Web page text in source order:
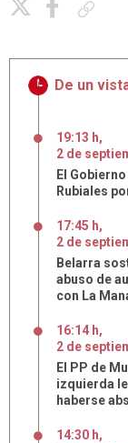
De un
19:13 h,
2 de
El
Rubiales
17:45 h,
2 de
Belarra
abuso de
con La
16:14 h,
2 de
El PP de
izquierda
haberse
14:30 h,